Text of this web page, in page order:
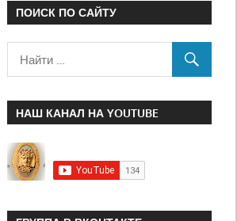
ПОИСК ПО САЙТУ
НАШ КАНАЛ НА YOUTUBE